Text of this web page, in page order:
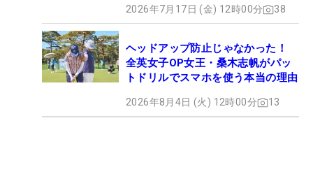
2026年7月17日 (金) 12時00分 38
ヘッドアップ防止じゃなかった！
全英女子OP女王・桑木志帆がパッ
トドリルでスマホを使う本当の理由
2026年8月4日 (火) 12時00分 13